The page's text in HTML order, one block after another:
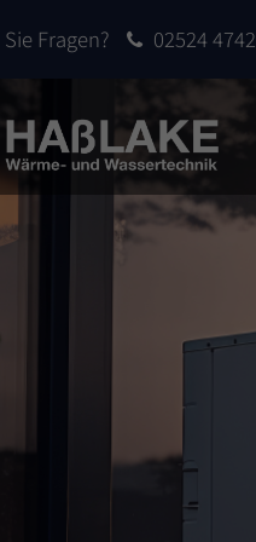
| Lost your password?
Fragen? 02524 4742